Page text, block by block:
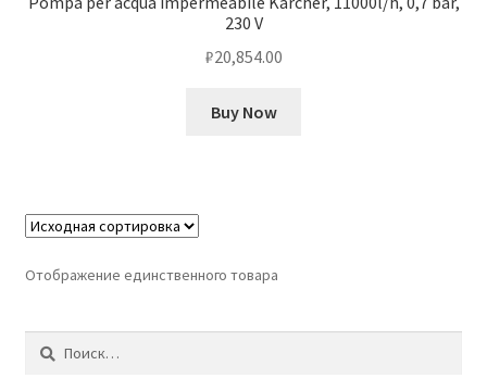
230 V
₽20,854.00
Buy Now
Отображение единственного товара
Найти: